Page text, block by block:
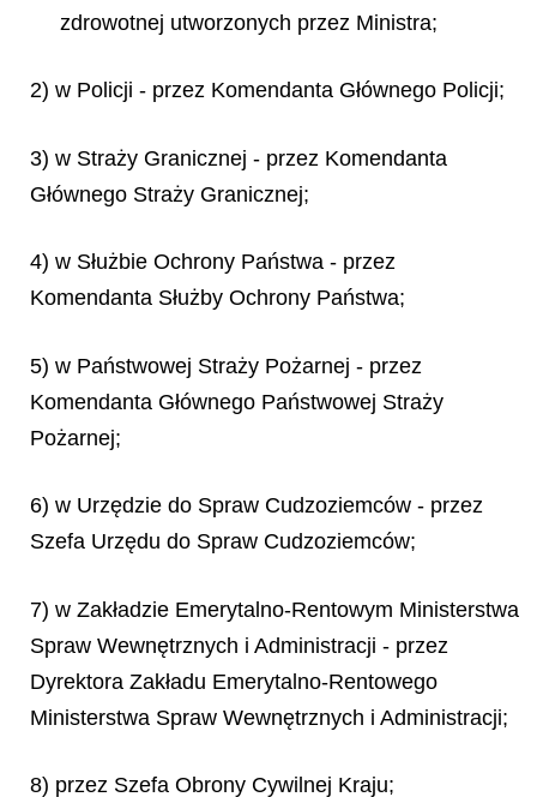
zdrowotnej utworzonych przez Ministra;
2) w Policji - przez Komendanta Głównego Policji;
3) w Straży Granicznej - przez Komendanta
Głównego Straży Granicznej;
4) w Służbie Ochrony Państwa - przez
Komendanta Służby Ochrony Państwa;
5) w Państwowej Straży Pożarnej - przez
Komendanta Głównego Państwowej Straży
Pożarnej;
6) w Urzędzie do Spraw Cudzoziemców - przez
Szefa Urzędu do Spraw Cudzoziemców;
7) w Zakładzie Emerytalno-Rentowym Ministerstwa
Spraw Wewnętrznych i Administracji - przez
Dyrektora Zakładu Emerytalno-Rentowego
Ministerstwa Spraw Wewnętrznych i Administracji;
8) przez Szefa Obrony Cywilnej Kraju;